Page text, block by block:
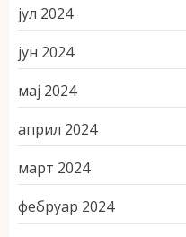
јул 2024
јун 2024
мај 2024
април 2024
март 2024
фебруар 2024